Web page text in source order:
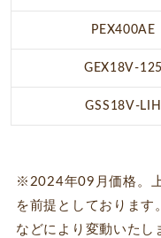
PEX400AE
GEX18V-125
GSS18V-LIH
※2024年09月価格。
を前提としております
などにより変動いたし